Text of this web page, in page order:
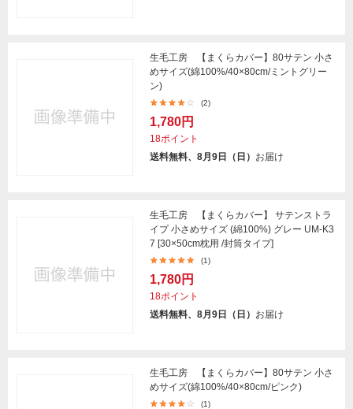
生毛工房 【まくらカバー】80サテン 小さ
めサイズ(綿100%/40×80cm/ミントグリー
ン)
(2)
1,780円
18ポイント
送料無料、8月9日（日） お届け
生毛工房 【まくらカバー】 サテンストラ
イプ 小さめサイズ (綿100%) グレー UM-K3
7 [30×50cm枕用 /封筒タイプ]
(1)
1,780円
18ポイント
送料無料、8月9日（日） お届け
生毛工房 【まくらカバー】80サテン 小さ
めサイズ(綿100%/40×80cm/ピンク)
(1)